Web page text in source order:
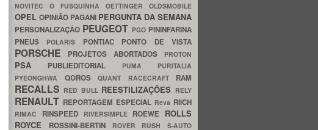
NOVITEC O FUSQUINHA OETTINGER OLDSMOBILE
OPEL OPINIÃO PAGANI PERGUNTA DA SEMANA
PERSONALIZAÇÃO PEUGEOT PGO PININFARINA
PNEUS
POLARIS PONTIAC PONTO DE VISTA
PORSCHE PROJETOS ABORTADOS PROTON
PSA PUBLIEDITORIAL PUMA PURITALIA
PYEONGHWA QOROS QUANT RACECRAFT RAM
RECALLS RED BULL REESTILIZAÇÕES RELY
RENAULT REPORTAGEM ESPECIAL Reva RIICH
RIMAC RINSPEED RIVERSIMPLE ROEWE ROLLS
ROYCE
ROSSINI-BERTIN ROVER RUSH S-AUTO